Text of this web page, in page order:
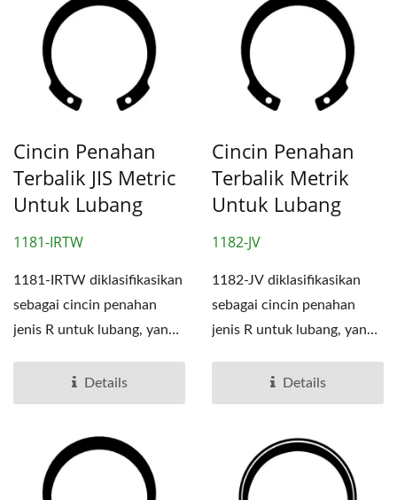
Cincin Penahan
Terbalik JIS Metric
Untuk Lubang
1181-IRTW
1181-IRTW diklasifikasikan
sebagai cincin penahan
jenis R untuk lubang, yang
Details
Cincin Penahan
Terbalik Metrik
Untuk Lubang
1182-JV
1182-JV diklasifikasikan
sebagai cincin penahan
jenis R untuk lubang, yang
Details